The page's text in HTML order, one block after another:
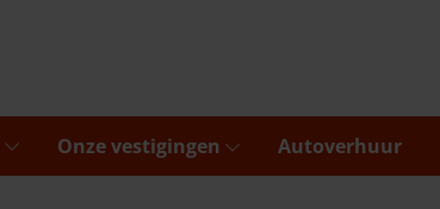
Onze vestigingen Autoverhuur